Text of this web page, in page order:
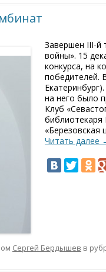
Завершен III-й
войны». 15
конкурса, на
победителей.
на него было
Клуб
«Березовская
Читать далее
Сергей Бердышев в